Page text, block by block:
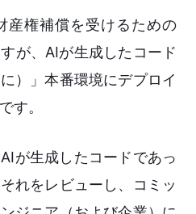
産権補償を受けるための
が、AIが生成したコード
）」本番環境にデプロイ
す。
が生成したコードであっ
れをレビューし、コミッ